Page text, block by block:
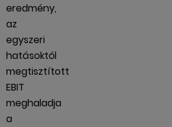
eredmény,
az
egyszeri
hatásoktól
megtisztított
EBIT
meghaladja
a